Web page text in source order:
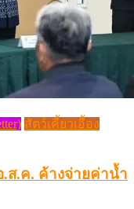
สัตว์เคี้ยวเอื้อง
ส.ค. ค้างจ่ายค่าน้ำ